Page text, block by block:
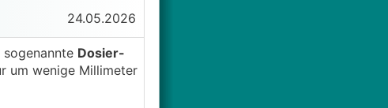
24.05.2026
Dosier-
um wenige Millimeter